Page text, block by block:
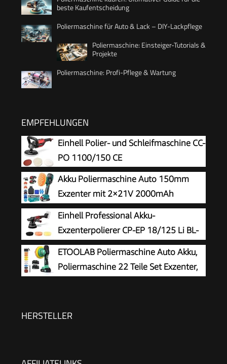
beste Kaufentscheidung
Poliermaschine für Auto & Lack – DIY-Lackpflege
Poliermaschine: Einsteiger-Tutorials &
Projekte
Poliermaschine: Profi-Pflege & Wartung
EMPFEHLUNGEN
Einhell Polier- und Schleifmaschine CC-
PO 1100/150 CE
Akku Poliermaschine Auto 150mm
Exzenter mit 2×21V 2000mAh
Batterien, 13-tlg Polierset, 6
Geschwindigkeiten bis 5500RPM, Kabellose
Auto poliermaschinen, polishing machine
Einhell Professional Akku-
Exzenterpolierer CP-EP 18/125 Li BL-
Solo
ETOOLAB Poliermaschine Auto Akku,
Poliermaschine 22 Teile Set Exzenter,
HERSTELLER